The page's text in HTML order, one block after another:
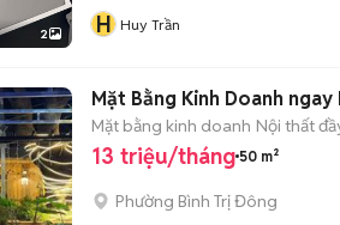
2 H Huy Trần
Mặt Bằng Kinh Doanh
Mặt bằng kinh doanh Nội thất
13 triệu/tháng 50 m²
Phường Bình Trị Đông